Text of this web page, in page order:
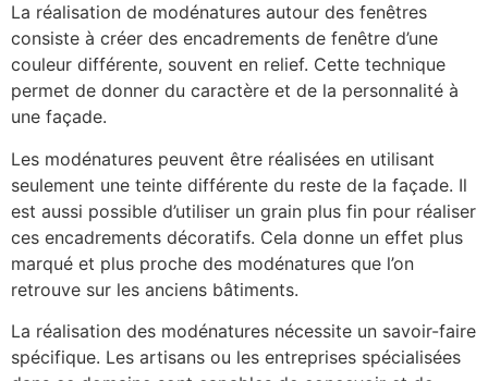
La réalisation de modénatures autour des fenêtres
consiste à créer des encadrements de fenêtre d’une
couleur différente, souvent en relief. Cette technique
permet de donner du caractère et de la personnalité à
une façade.
Les modénatures peuvent être réalisées en utilisant
seulement une teinte différente du reste de la façade. Il
est aussi possible d’utiliser un grain plus fin pour réaliser
ces encadrements décoratifs. Cela donne un effet plus
marqué et plus proche des modénatures que l’on
retrouve sur les anciens bâtiments.
La réalisation des modénatures nécessite un savoir-faire
spécifique. Les artisans ou les entreprises spécialisées